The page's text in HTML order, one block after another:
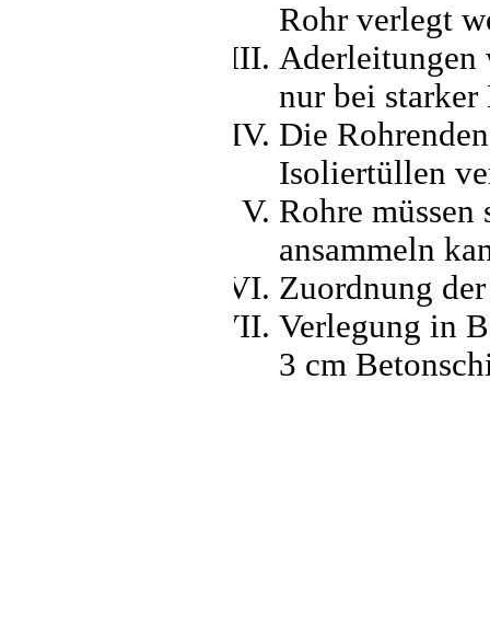
Rohr verlegt
Aderleitungen
nur bei
Die
Isoliertüllen
Rohre
ansammeln
Zuordnung
Verlegung in
3 cm